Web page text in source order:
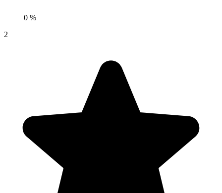
0 %
2